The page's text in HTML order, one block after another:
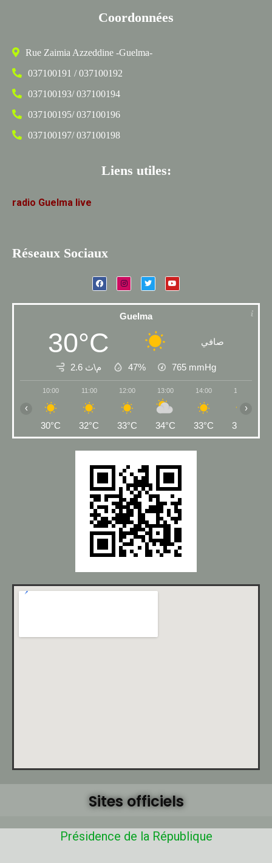
Coordonnées
Rue Zaimia Azzeddine -Guelma-
037100191 / 037100192
037100193/ 037100194
037100195/ 037100196
037100197/ 037100198
Liens utiles:
radio Guelma live
Réseaux Sociaux
Guelma
30°C صافي
2.6 م\ث 47% 765 mmHg
10:00
30°C
11:00
32°C
12:00
33°C
13:00
34°C
14:00
33°C
15:00
34°C
‹ ›
Sites officiels
Présidence de la République